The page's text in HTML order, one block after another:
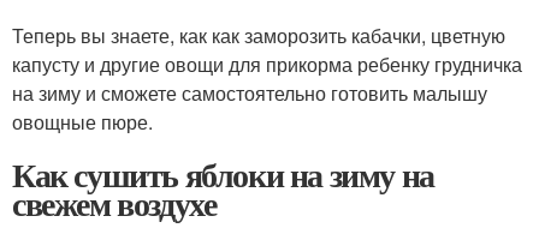
Теперь вы знаете, как как заморозить кабачки, цветную
капусту и другие овощи для прикорма ребенку грудничка
на зиму и сможете самостоятельно готовить малышу
овощные пюре.
Как сушить яблоки на зиму на
свежем воздухе